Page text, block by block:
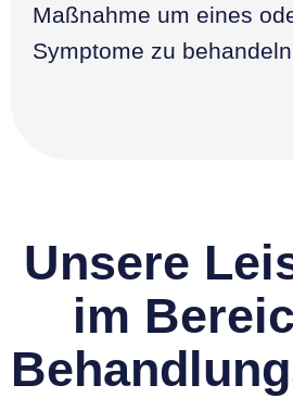
Maßnahme um eines
Symptome zu
Unsere
im